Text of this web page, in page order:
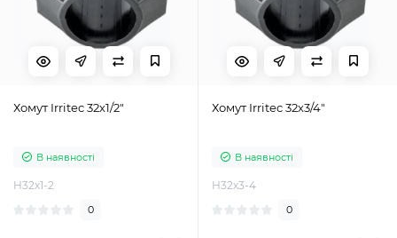
Хомут Irritec 32х1/2"
В наявності
H32x1-2
0
Хомут Irritec 32х3/4"
В наявності
H32x3-4
0